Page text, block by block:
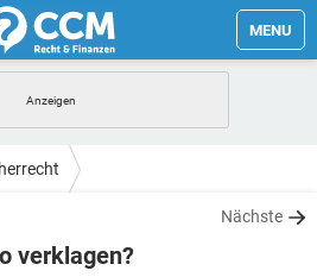
MENU
Nächste
verklagen?